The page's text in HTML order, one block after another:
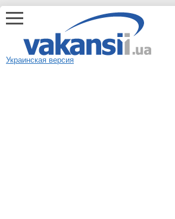
Украинская версия